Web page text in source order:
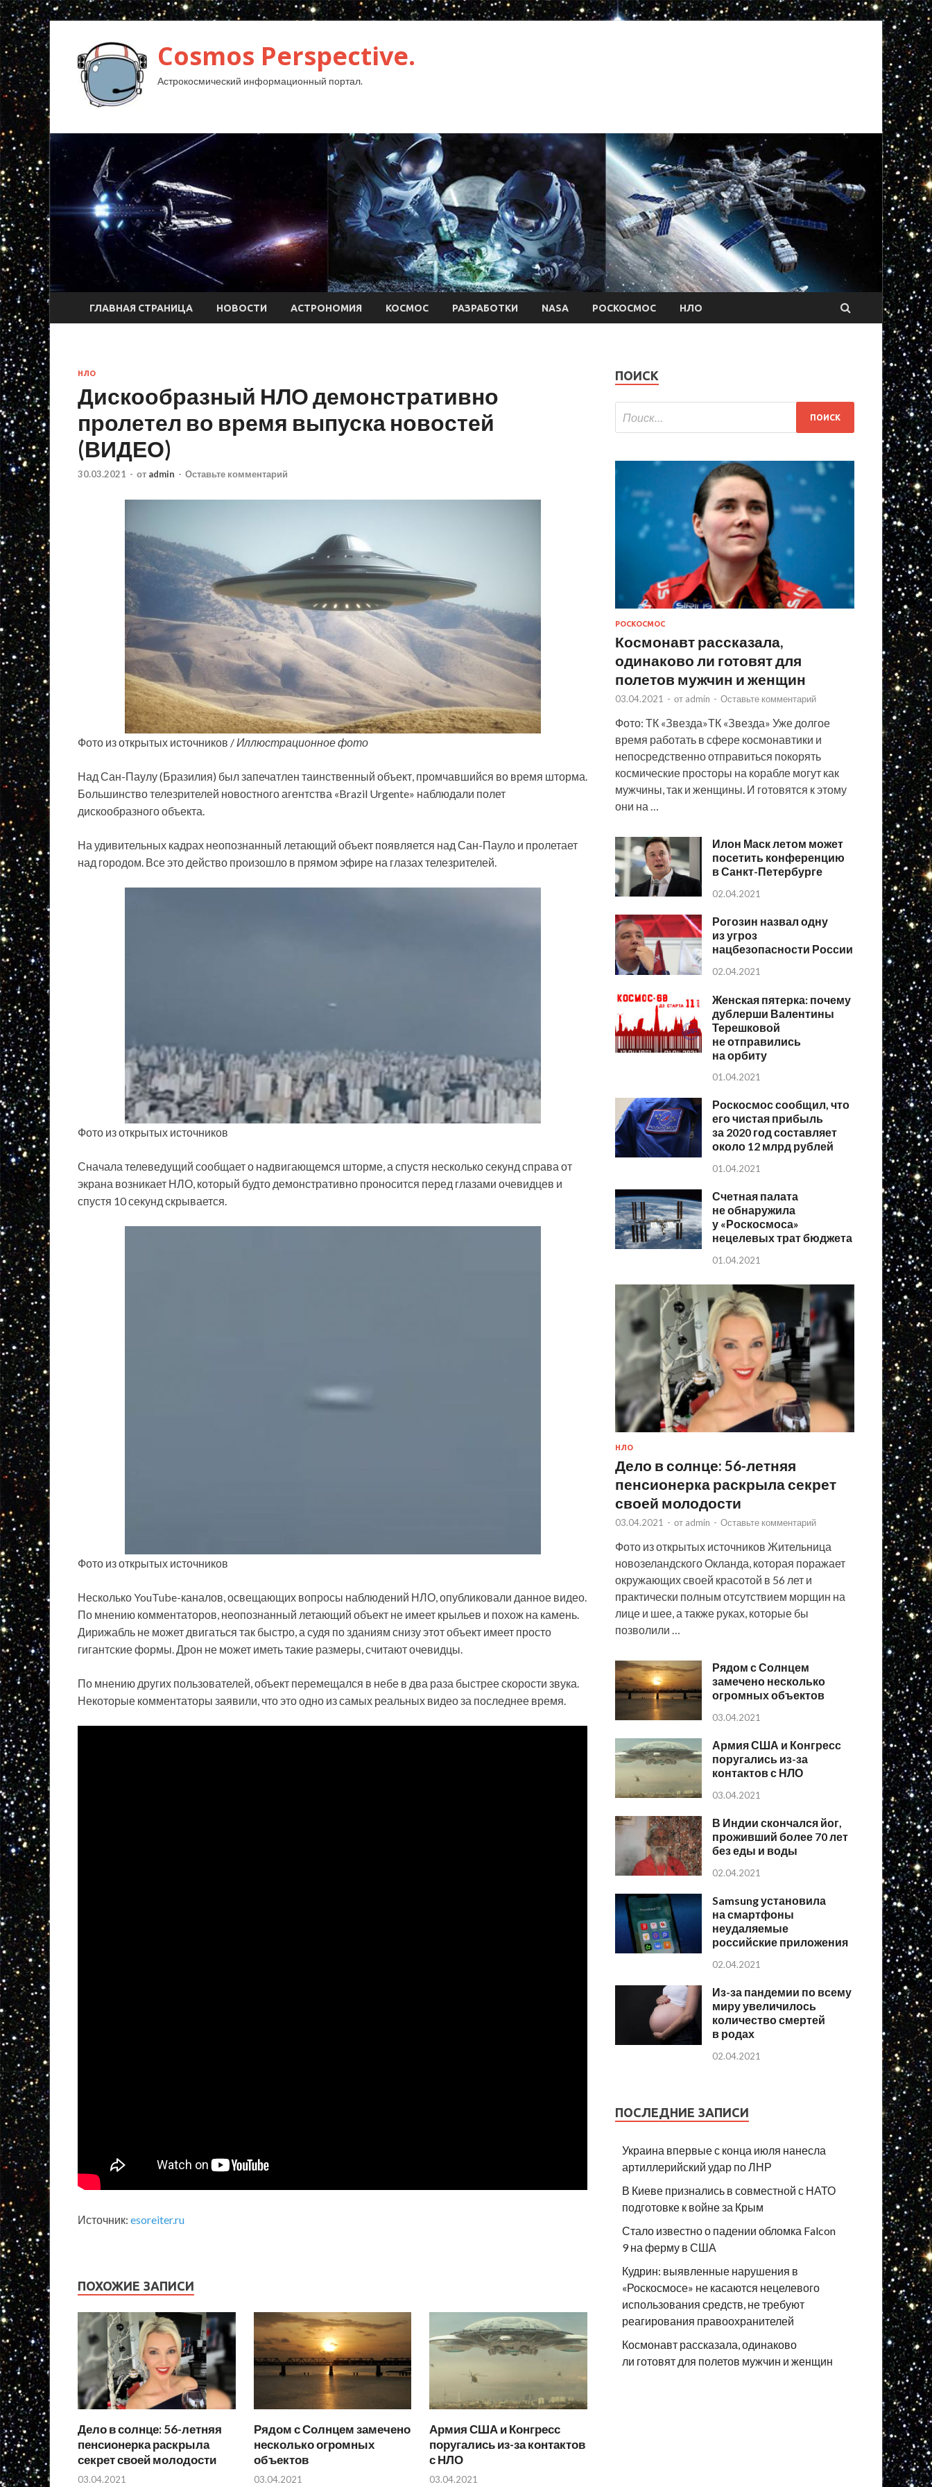
Cosmos Perspective.
Астрокосмический информационный портал.
ГЛАВНАЯ СТРАНИЦА НОВОСТИ АСТРОНОМИЯ КОСМОС РАЗРАБОТКИ NASA РОСКОСМОС НЛО
НЛО
Дискообразный НЛО демонстративно
пролетел во время выпуска новостей
(ВИДЕО)
30.03.2021 - от admin - Оставьте комментарий
Фото из открытых источников / Иллюстрационное фото
Над Сан-Паулу (Бразилия) был запечатлен таинственный объект, промчавшийся во время шторма.
Большинство телезрителей новостного агентства «Brazil Urgente» наблюдали полет
дискообразного объекта.
На удивительных кадрах неопознанный летающий объект появляется над Сан-Пауло и пролетает
над городом. Все это действо произошло в прямом эфире на глазах телезрителей.
Фото из открытых источников
Сначала телеведущий сообщает о надвигающемся шторме, а спустя несколько секунд справа от
экрана возникает НЛО, который будто демонстративно проносится перед глазами очевидцев и
спустя 10 секунд скрывается.
Фото из открытых источников
Несколько YouTube-каналов, освещающих вопросы наблюдений НЛО, опубликовали данное видео.
По мнению комментаторов, неопознанный летающий объект не имеет крыльев и похож на камень.
Дирижабль не может двигаться так быстро, а судя по зданиям снизу этот объект имеет просто
гигантские формы. Дрон не может иметь такие размеры, считают очевидцы.
По мнению других пользователей, объект перемещался в небе в два раза быстрее скорости звука.
Некоторые комментаторы заявили, что это одно из самых реальных видео за последнее время.
Источник: esoreiter.ru
ПОХОЖИЕ ЗАПИСИ
Дело в солнце: 56-летняя
пенсионерка раскрыла
секрет своей молодости
03.04.2021
Рядом с Солнцем замечено
несколько огромных
объектов
03.04.2021
Армия США и Конгресс
поругались из-за контактов
с НЛО
03.04.2021
ПОИСК
РОСКОСМОС
Космонавт рассказала,
одинаково ли готовят для
полетов мужчин и женщин
03.04.2021 - от admin - Оставьте комментарий
Фото: ТК «Звезда»ТК «Звезда» Уже долгое
время работать в сфере космонавтики и
непосредственно отправиться покорять
космические просторы на корабле могут как
мужчины, так и женщины. И готовятся к этому
они на …
Илон Маск летом может
посетить конференцию
в Санкт-Петербурге
02.04.2021
Рогозин назвал одну
из угроз
нацбезопасности России
02.04.2021
Женская пятерка: почему
дублерши Валентины
Терешковой
не отправились
на орбиту
01.04.2021
Роскосмос сообщил, что
его чистая прибыль
за 2020 год составляет
около 12 млрд рублей
01.04.2021
Счетная палата
не обнаружила
у «Роскосмоса»
нецелевых трат бюджета
01.04.2021
НЛО
Дело в солнце: 56-летняя
пенсионерка раскрыла секрет
своей молодости
03.04.2021 - от admin - Оставьте комментарий
Фото из открытых источников Жительница
новозеландского Окланда, которая поражает
окружающих своей красотой в 56 лет и
практически полным отсутствием морщин на
лице и шее, а также руках, которые бы
позволили …
Рядом с Солнцем
замечено несколько
огромных объектов
03.04.2021
Армия США и Конгресс
поругались из-за
контактов с НЛО
03.04.2021
В Индии скончался йог,
проживший более 70 лет
без еды и воды
02.04.2021
Samsung установила
на смартфоны
неудаляемые
российские приложения
02.04.2021
Из-за пандемии по всему
миру увеличилось
количество смертей
в родах
02.04.2021
ПОСЛЕДНИЕ ЗАПИСИ
Украина впервые с конца июля нанесла
артиллерийский удар по ЛНР
В Киеве признались в совместной с НАТО
подготовке к войне за Крым
Стало известно о падении обломка Falcon
9 на ферму в США
Кудрин: выявленные нарушения в
«Роскосмосе» не касаются нецелевого
использования средств, не требуют
реагирования правоохранителей
Космонавт рассказала, одинаково
ли готовят для полетов мужчин и женщин